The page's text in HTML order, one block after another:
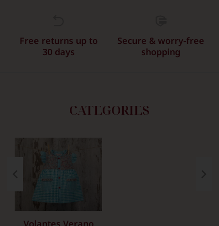
Free returns up to
30 days
Secure & worry-free
shopping
CATEGORIES
Volantes Verano